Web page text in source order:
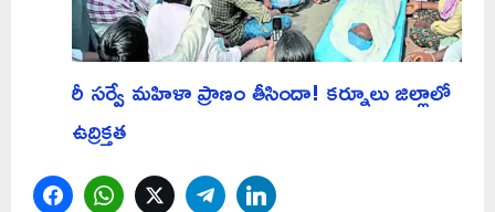
రీ సర్వే మహిళా ప్రాణం తీసిందా! కర్నూలు జిల్లాలో
ఉద్రిక్తత
FacebookWhatsAppTwitterTelegram